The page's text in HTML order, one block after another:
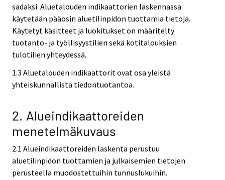
sadaksi. Aluetalouden indikaattorien laskennassa
käytetään pääosin aluetilinpidon tuottamia tietoja.
Käytetyt käsitteet ja luokitukset on määritelty
tuotanto- ja työllisyystilien sekä kotitalouksien
tulotilien yhteydessä.
1.3 Aluetalouden indikaattorit ovat osa yleistä
yhteiskunnallista tiedontuotantoa.
2. Alueindikaattoreiden
menetelmäkuvaus
2.1 Alueindikaattoreiden laskenta perustuu
aluetilinpidon tuottamien ja julkaisemien tietojen
perusteella muodostettuihin tunnuslukuihin.